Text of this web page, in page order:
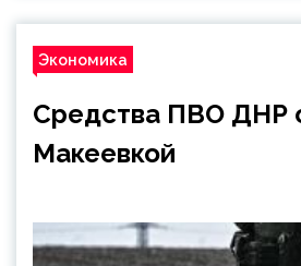
Экономика
Средства ПВО ДНР
Макеевкой